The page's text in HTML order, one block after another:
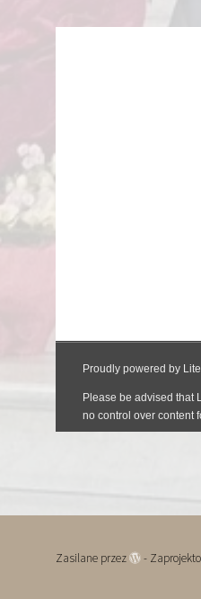
Zasilane przez -